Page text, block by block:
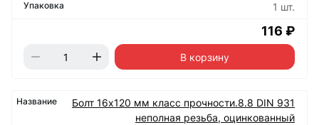
1 шт.
116 ₽
В корзину
Болт 16х120 мм класс прочности.8.8 DIN 931
неполная резьба, оцинкованный